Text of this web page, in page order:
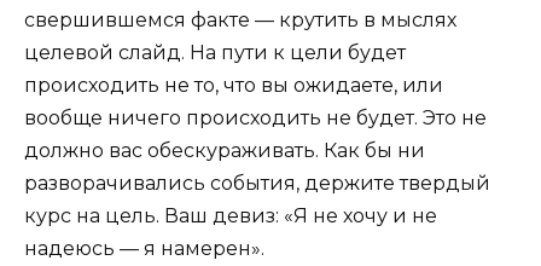
свершившемся факте — крутить в мыслях
целевой слайд. На пути к цели будет
происходить не то, что вы ожидаете, или
вообще ничего происходить не будет. Это не
должно вас обескураживать. Как бы ни
разворачивались события, держите твердый
курс на цель. Ваш девиз: «Я не хочу и не
надеюсь — я намерен».